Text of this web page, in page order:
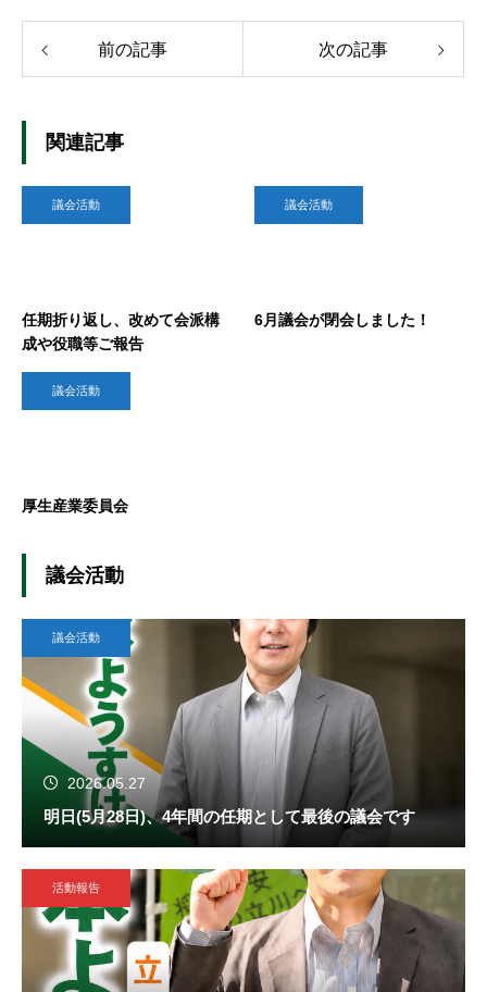
前の記事 次の記事
関連記事
議会活動
任期折り返し、改めて会派構
成や役職等ご報告
議会活動
6月議会が閉会しました！
議会活動
厚生産業委員会
議会活動
議会活動
2026.05.27
明日(5月28日)、4年間の任期として最後の議会です
活動報告